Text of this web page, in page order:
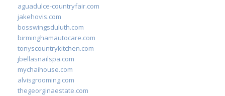
aguadulce-countryfair.com
jakehovis.com
bosswingsduluth.com
birminghamautocare.com
tonyscountrykitchen.com
jbellasnailspa.com
mychaihouse.com
alvisgrooming.com
thegeorginaestate.com